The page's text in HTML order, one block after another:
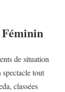
de situation
tout
classées